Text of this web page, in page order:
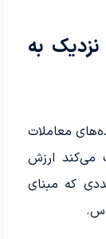
به
معاملات
می‌کند ارزش
که مبنای